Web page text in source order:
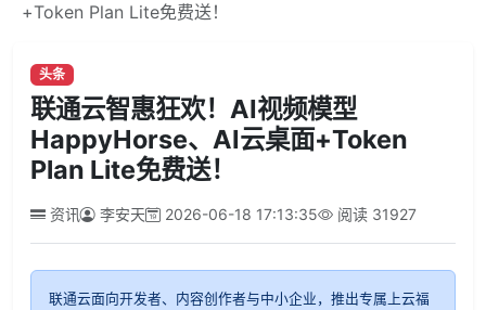
+Token Plan Lite免费送！
头条
联通云智惠狂欢！AI视频模型
HappyHorse、AI云桌面+Token
Plan Lite免费送！
资讯 李安天 2026-06-18 17:13:35 阅读 31927
联通云面向开发者、内容创作者与中小企业，推出专属上云福